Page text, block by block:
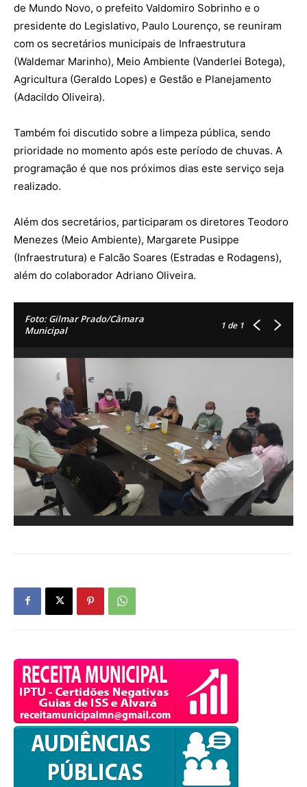
de Mundo Novo, o prefeito Valdomiro Sobrinho e o
presidente do Legislativo, Paulo Lourenço, se reuniram
com os secretários municipais de Infraestrutura
(Waldemar Marinho), Meio Ambiente (Vanderlei Botega),
Agricultura (Geraldo Lopes) e Gestão e Planejamento
(Adacildo Oliveira).
Também foi discutido sobre a limpeza pública, sendo
prioridade no momento após este período de chuvas. A
programação é que nos próximos dias este serviço seja
realizado.
Além dos secretários, participaram os diretores Teodoro
Menezes (Meio Ambiente), Margarete Pusippe
(Infraestrutura) e Falcão Soares (Estradas e Rodagens),
além do colaborador Adriano Oliveira.
Foto: Gilmar Prado/Câmara
Municipal
1 de 1